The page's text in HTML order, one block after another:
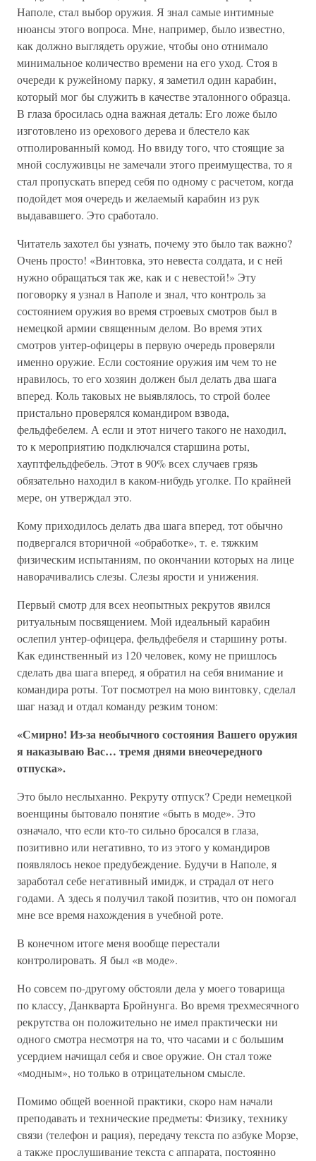
Наполе, стал выбор оружия. Я знал самые интимные
нюансы этого вопроса. Мне, например, было известно,
как должно выглядеть оружие, чтобы оно отнимало
минимальное количество времени на его уход. Стоя в
очереди к ружейному парку, я заметил один карабин,
который мог бы служить в качестве эталонного образца.
В глаза бросилась одна важная деталь: Его ложе было
изготовлено из орехового дерева и блестело как
отполированный комод. Но ввиду того, что стоящие за
мной сослуживцы не замечали этого преимущества, то я
стал пропускать вперед себя по одному с расчетом, когда
подойдет моя очередь и желаемый карабин из рук
выдававшего. Это сработало.
Читатель захотел бы узнать, почему это было так важно?
Очень просто! «Винтовка, это невеста солдата, и с ней
нужно обращаться так же, как и с невестой!» Эту
поговорку я узнал в Наполе и знал, что контроль за
состоянием оружия во время строевых смотров был в
немецкой армии священным делом. Во время этих
смотров унтер-офицеры в первую очередь проверяли
именно оружие. Если состояние оружия им чем то не
нравилось, то его хозяин должен был делать два шага
вперед. Коль таковых не выявлялось, то строй более
пристально проверялся командиром взвода,
фельдфебелем. А если и этот ничего такого не находил,
то к мероприятию подключался старшина роты,
хауптфельдфебель. Этот в 90% всех случаев грязь
обязательно находил в каком-нибудь уголке. По крайней
мере, он утверждал это.
Кому приходилось делать два шага вперед, тот обычно
подвергался вторичной «обработке», т. е. тяжким
физическим испытаниям, по окончании которых на лице
наворачивались слезы. Слезы ярости и унижения.
Первый смотр для всех неопытных рекрутов явился
ритуальным посвящением. Мой идеальный карабин
ослепил унтер-офицера, фельдфебеля и старшину роты.
Как единственный из 120 человек, кому не пришлось
сделать два шага вперед, я обратил на себя внимание и
командира роты. Тот посмотрел на мою винтовку, сделал
шаг назад и отдал команду резким тоном:
«Смирно! Из-за необычного состояния Вашего оружия
я наказываю Вас… тремя днями внеочередного
отпуска».
Это было неслыханно. Рекруту отпуск? Среди немецкой
военщины бытовало понятие «быть в моде». Это
означало, что если кто-то сильно бросался в глаза,
позитивно или негативно, то из этого у командиров
появлялось некое предубеждение. Будучи в Наполе, я
заработал себе негативный имидж, и страдал от него
годами. А здесь я получил такой позитив, что он помогал
мне все время нахождения в учебной роте.
В конечном итоге меня вообще перестали
контролировать. Я был «в моде».
Но совсем по-другому обстояли дела у моего товарища
по классу, Данкварта Бройнунга. Во время трехмесячного
рекрутства он положительно не имел практически ни
одного смотра несмотря на то, что часами и с большим
усердием начищал себя и свое оружие. Он стал тоже
«модным», но только в отрицательном смысле.
Помимо общей военной практики, скоро нам начали
преподавать и технические предметы: Физику, технику
связи (телефон и рация), передачу текста по азбуке Морзе,
а также прослушивание текста с аппарата, постоянно